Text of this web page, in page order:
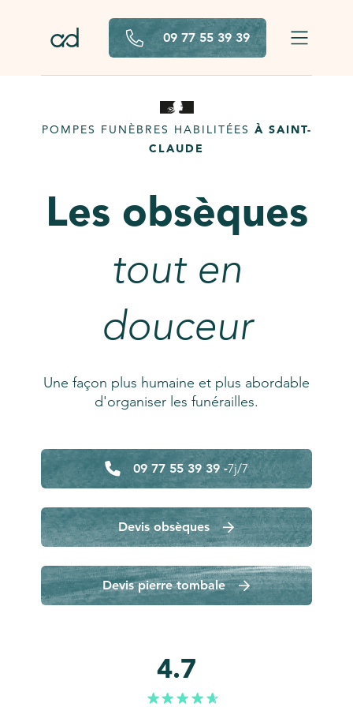
09 77 55 39 39
POMPES FUNÈBRES HABILITÉES À SAINT-
CLAUDE
Les obsèques
tout en
douceur
Une façon plus humaine et plus abordable
d'organiser les funérailles.
09 77 55 39 39 -7j/7
Devis obsèques
Devis pierre tombale
4.7